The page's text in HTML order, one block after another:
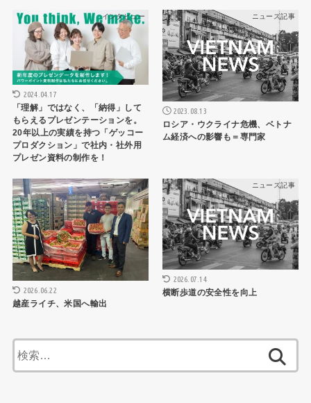
インタビュー
2024.04.17
「理解」ではなく、「納得」して
もらえるプレゼンテーションを。
20年以上の実績を持つ「ゲッコー
プロダクション」で社内・社外用
プレゼン資料の制作を！
ニュース記事
2023.08.13
ロシア・ウクライナ危機、ベトナ
ム経済への影響も＝専門家
ニュース記事
2026.06.22
越産ライチ、米国へ輸出
ニュース記事
2026.07.14
横断歩道の安全性を向上
索: